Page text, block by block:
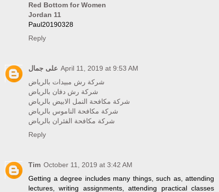
Red Bottom for Women
Jordan 11
Paul20190328
Reply
على جمال April 11, 2019 at 9:53 AM
شركة رش مبيدات بالرياض
شركة رش دفان بالرياض
شركة مكافحة النمل الابيض بالرياض
شركة مكافحة الناموس بالرياض
شركة مكافحة الفئران بالرياض
Reply
Tim October 11, 2019 at 3:42 AM
Getting a degree includes many things, such as, attending
lectures, writing assignments, attending practical classes